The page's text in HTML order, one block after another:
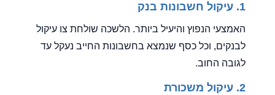
1. עיקול חשבונות בנק
האמצעי הנפוץ והיעיל ביותר. הלשכה שולחת צו עיקול
לבנקים, וכל כסף שנמצא בחשבונות החייב נעקל עד
לגובה החוב.
2. עיקול משכורת